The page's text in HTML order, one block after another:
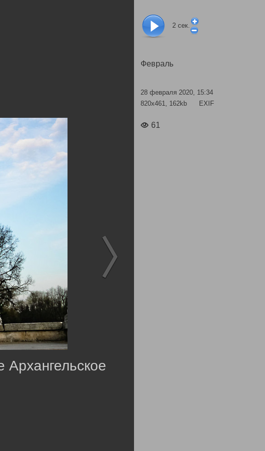
2 сек.
Февраль
28 февраля 2020, 15:34
820x461, 162kb
EXIF
61